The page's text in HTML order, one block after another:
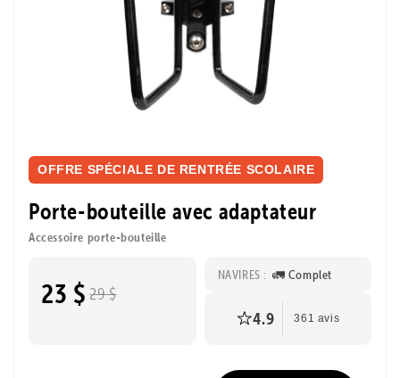
OFFRE SPÉCIALE DE RENTRÉE SCOLAIRE
Porte-bouteille avec adaptateur
Accessoire porte-bouteille
23 $ 29 $
NAVIRES : 🚛 Complet
4.9 361 avis